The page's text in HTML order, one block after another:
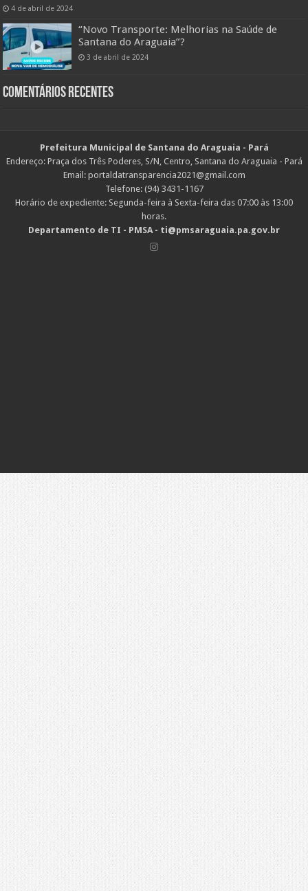
4 de abril de 2024
“Novo Transporte: Melhorias na Saúde de
Santana do Araguaia”?
3 de abril de 2024
Comentários Recentes
Prefeitura Municipal de Santana do Araguaia - Pará
Endereço: Praça dos Três Poderes, S/N, Centro, Santana do Araguaia - Pará
Email: portaldatransparencia2021@gmail.com
Telefone: (94) 3431-1167
Horário de expediente: Segunda-feira à Sexta-feira das 07:00 às 13:00
horas.
Departamento de TI - PMSA - ti@pmsaraguaia.pa.gov.br